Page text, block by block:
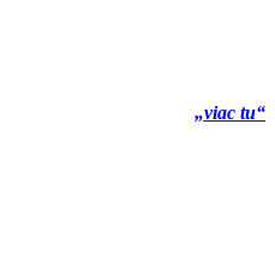
„viac tu“